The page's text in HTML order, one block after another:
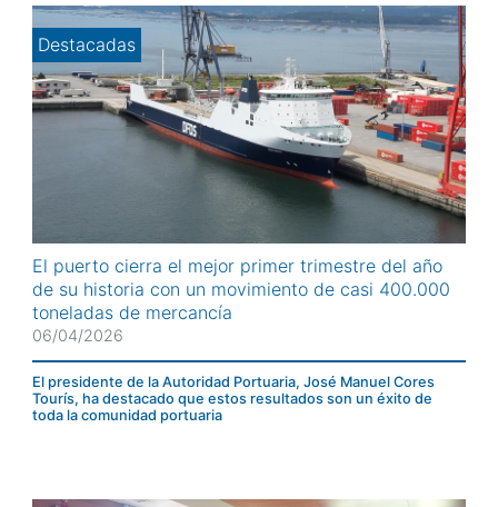
El puerto de Vilagarcía acaba de cerrar el mejor primer
trimestre del año de su historia. Con cifras aún
provisionales, el movimiento de mercancías en los tres
primeros meses de 2026 ha sido de 391.701 toneladas, lo
que supone un incremento del 1,8% con relación al año
Destacadas
El puerto cierra el mejor primer trimestre del año
de su historia con un movimiento de casi 400.000
toneladas de mercancía
06/04/2026
El presidente de la Autoridad Portuaria, José Manuel Cores
Tourís, ha destacado que estos resultados son un éxito de
toda la comunidad portuaria